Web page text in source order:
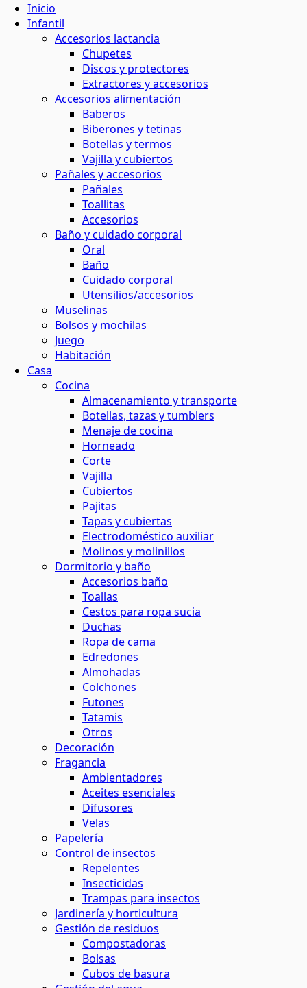
Inicio
Infantil
Accesorios lactancia
Chupetes
Discos y protectores
Extractores y accesorios
Accesorios alimentación
Baberos
Biberones y tetinas
Botellas y termos
Vajilla y cubiertos
Pañales y accesorios
Pañales
Toallitas
Accesorios
Baño y cuidado corporal
Oral
Baño
Cuidado corporal
Utensilios/accesorios
Muselinas
Bolsos y mochilas
Juego
Habitación
Casa
Cocina
Almacenamiento y transporte
Botellas, tazas y tumblers
Menaje de cocina
Horneado
Corte
Vajilla
Cubiertos
Pajitas
Tapas y cubiertas
Electrodoméstico auxiliar
Molinos y molinillos
Dormitorio y baño
Accesorios baño
Toallas
Cestos para ropa sucia
Duchas
Ropa de cama
Edredones
Almohadas
Colchones
Futones
Tatamis
Otros
Decoración
Fragancia
Ambientadores
Aceites esenciales
Difusores
Velas
Papelería
Control de insectos
Repelentes
Insecticidas
Trampas para insectos
Jardinería y horticultura
Gestión de residuos
Compostadoras
Bolsas
Cubos de basura